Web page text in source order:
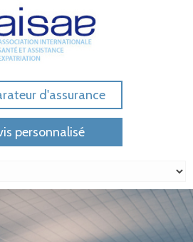
d'assurance
personnalisé